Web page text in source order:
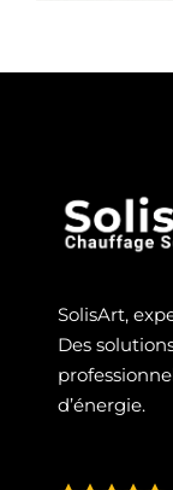
SolisArt,
Des
d’énergie.